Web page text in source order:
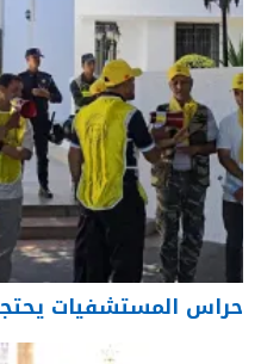
حراس المستشفيات